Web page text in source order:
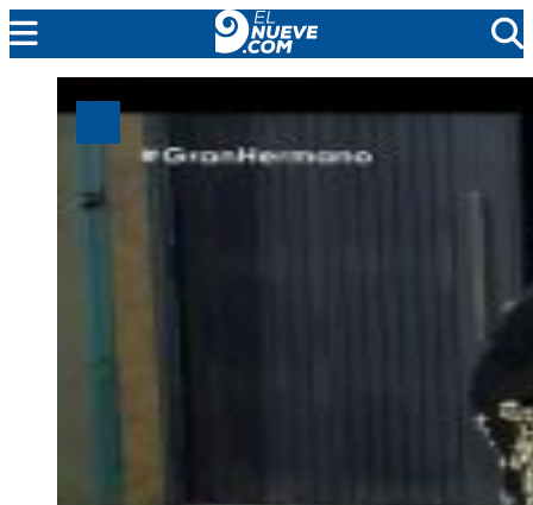
MENDOZA
CADA DÍA
NOTICIERO 9
PROTAGONISTAS